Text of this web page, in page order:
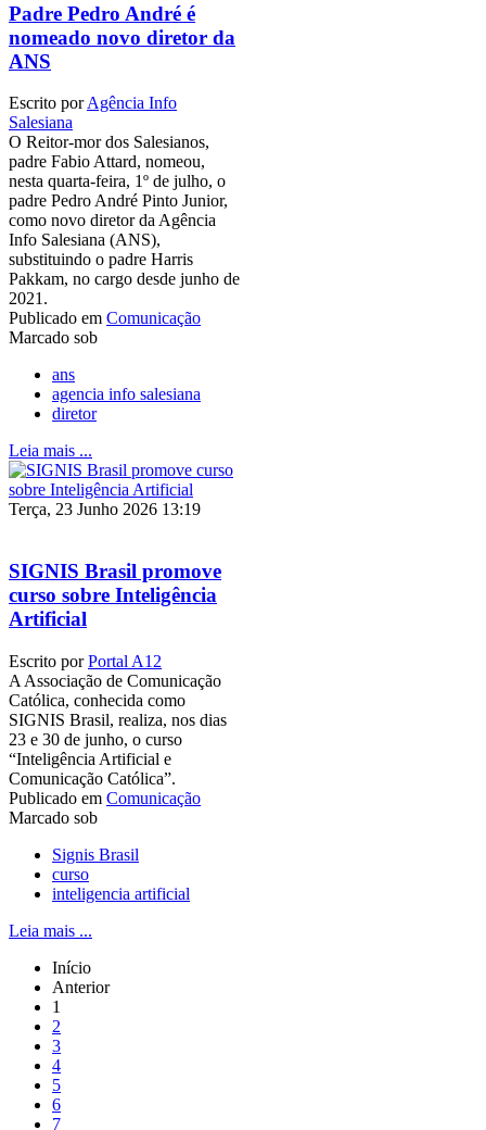
Padre Pedro André é
nomeado novo diretor da
ANS
Escrito porAgência Info
Salesiana
O Reitor-mor dos Salesianos,
padre Fabio Attard, nomeou,
nesta quarta-feira, 1º de julho, o
padre Pedro André Pinto Junior,
como novo diretor da Agência
Info Salesiana (ANS),
substituindo o padre Harris
Pakkam, no cargo desde junho de
2021.
Publicado em Comunicação
Marcado sob
ans
agencia info salesiana
diretor
Leia mais ...
Terça, 23 Junho 2026 13:19
SIGNIS Brasil promove
curso sobre Inteligência
Artificial
Escrito porPortal A12
A Associação de Comunicação
Católica, conhecida como
SIGNIS Brasil, realiza, nos dias
23 e 30 de junho, o curso
“Inteligência Artificial e
Comunicação Católica”.
Publicado em Comunicação
Marcado sob
Signis Brasil
curso
inteligencia artificial
Leia mais ...
Início
Anterior
1
2
3
4
5
6
7